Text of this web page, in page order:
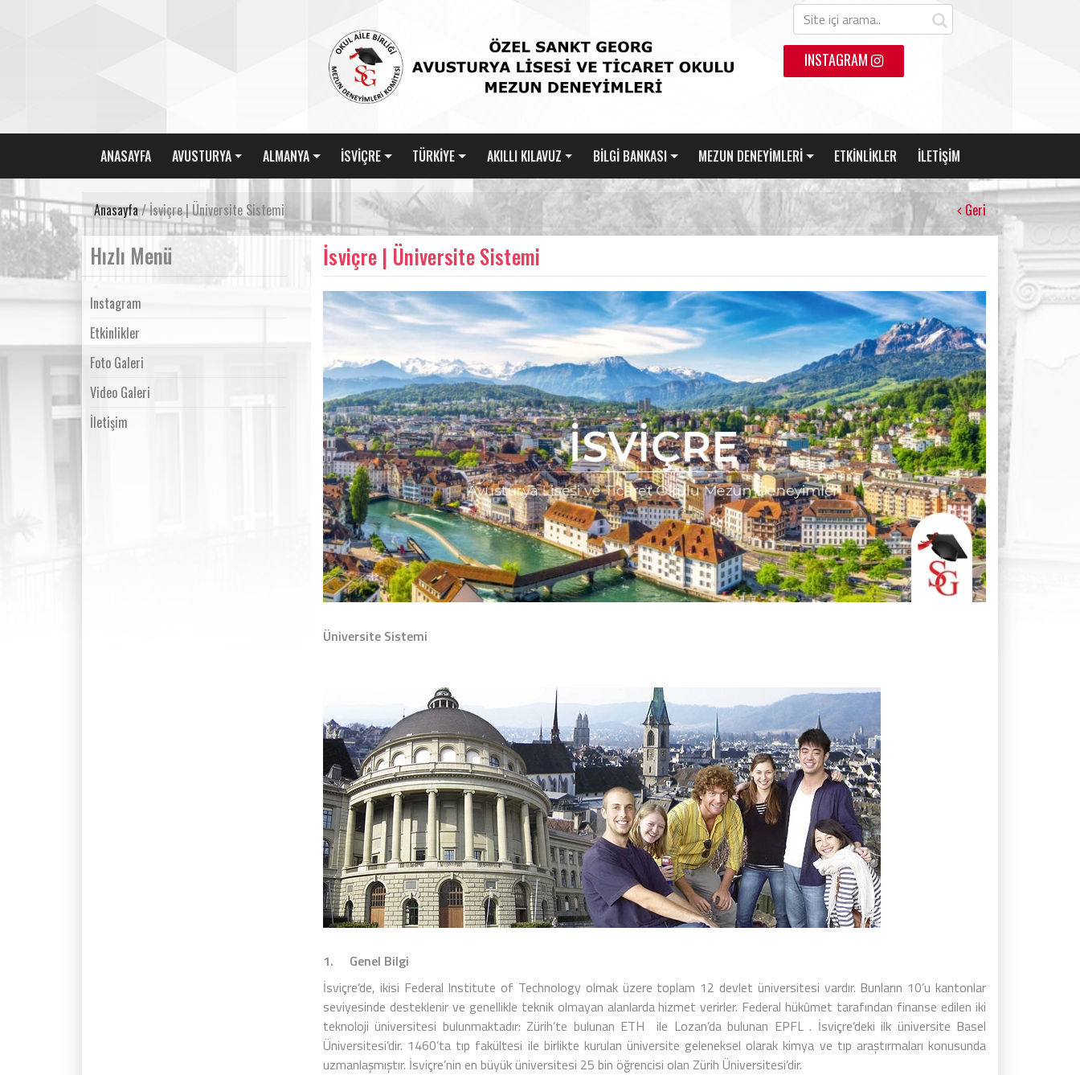
INSTAGRAM
ANASAYFA AVUSTURYA ALMANYA İSVİÇRE TÜRKİYE AKILLI KILAVUZ BİLGİ BANKASI MEZUN DENEYİMLERİ ETKİNLİKLER İLETİŞİM
Anasayfa/ İsviçre | Üniversite Sistemi Geri
Hızlı Menü
Instagram
Etkinlikler
Foto Galeri
Video Galeri
İletişim
İsviçre | Üniversite Sistemi
Üniversite Sistemi
1. Genel Bilgi
İsviçre’de, ikisi Federal Institute of Technology olmak üzere toplam 12 devlet üniversitesi vardır. Bunların 10’u kantonlar
seviyesinde desteklenir ve genellikle teknik olmayan alanlarda hizmet verirler. Federal hükûmet tarafından finanse edilen iki
teknoloji üniversitesi bulunmaktadır: Zürih’te bulunan ETH ile Lozan’da bulunan EPFL . İsviçre’deki ilk üniversite Basel
Üniversitesi’dir. 1460’ta tıp fakültesi ile birlikte kurulan üniversite geleneksel olarak kimya ve tıp araştırmaları konusunda
uzmanlaşmıştır. İsviçre’nin en büyük üniversitesi 25 bin öğrencisi olan Zürih Üniversitesi’dir.